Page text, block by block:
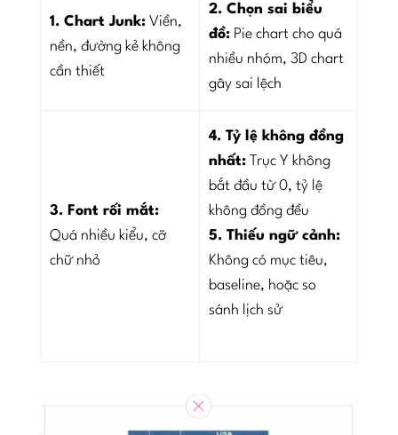
1. Chart Junk: Viền,
nền, đường kẻ không
cần thiết
2. Chọn sai biểu
đồ: Pie chart cho quá
nhiều nhóm, 3D chart
gây sai lệch
3. Font rối mắt:
Quá nhiều kiểu, cỡ
chữ nhỏ
4. Tỷ lệ không đồng
nhất: Trục Y không
bắt đầu từ 0, tỷ lệ
không đồng đều
5. Thiếu ngữ cảnh:
Không có mục tiêu,
baseline, hoặc so
sánh lịch sử